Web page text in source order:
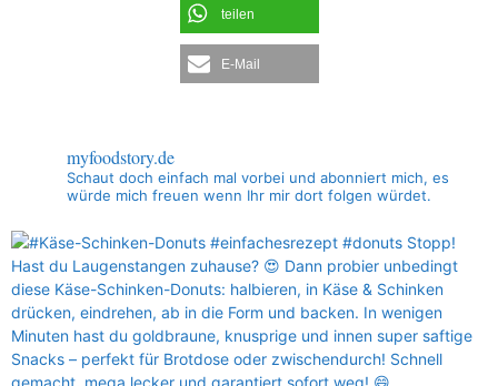
teilen
E-Mail
myfoodstory.de
Schaut doch einfach mal vorbei und abonniert mich, es
würde mich freuen wenn Ihr mir dort folgen würdet.